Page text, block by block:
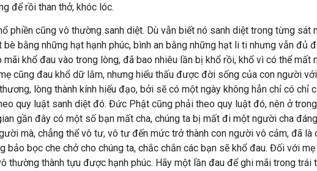
để rồi than thở, khóc lóc.
phiền cũng vô thường sanh diệt. Dù vẫn biết nó sanh diệt trong từng sát
bằng những hạt hạnh phúc, bình an bằng những hạt li ti nhưng vẫn đủ
khổ đau vào trong lòng, đã bao nhiêu lần bị khổ rồi, khổ vì có thể mất
cũng đau khổ dữ lắm, nhưng hiểu thấu được đời sống của con người
lòng thành kính hiếu đạo, bởi sẽ có một ngày không hẳn chỉ có chỉ
quy luật sanh diệt đó. Đức Phật cũng phải theo quy luật đó, nên ở
gần đây có một số bạn mất cha, chúng ta bị mất đi một người cha
mà, chẳng thể vô tư, vô tư đến mức trở thành con người vô cảm, đã là
bọc che chở cho chúng ta, chắc chắn các bạn sẽ khổ đau. Đối với
thành tựu được hạnh phúc. Hãy một lần đau để ghi mãi trong trái